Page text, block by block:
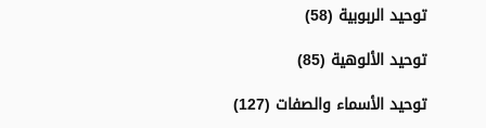
توحيد الربوبية (58)
توحيد الألوهية (85)
توحيد الأسماء والصفات (127)